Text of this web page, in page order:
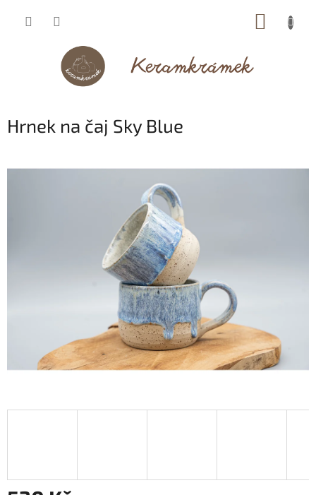
Hrnek na čaj Sky Blue